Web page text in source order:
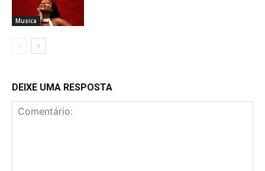
Musica
DEIXE UMA RESPOSTA